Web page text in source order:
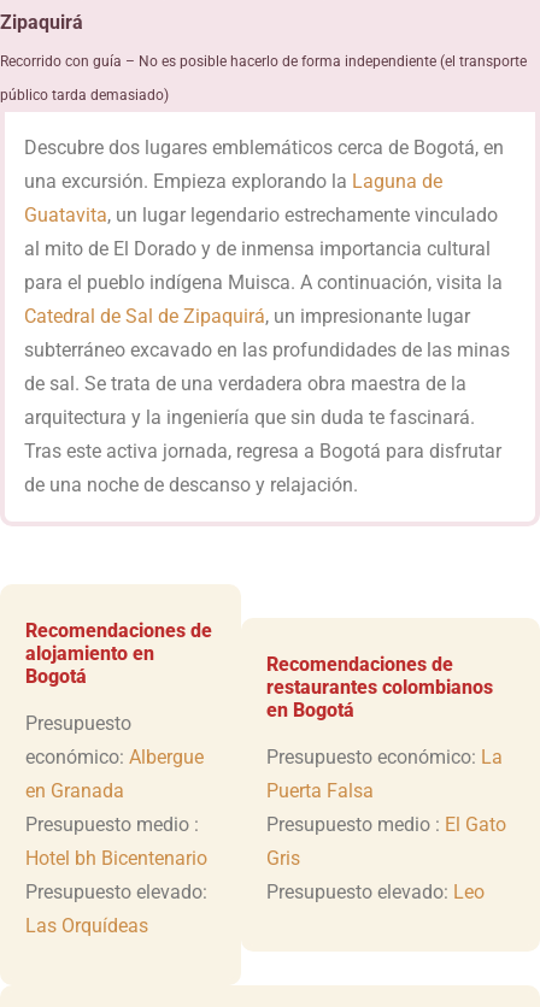
Zipaquirá
Recorrido con guía – No es posible hacerlo de forma independiente (el transporte
público tarda demasiado)
Descubre dos lugares emblemáticos cerca de Bogotá, en
una excursión. Empieza explorando la Laguna de
Guatavita, un lugar legendario estrechamente vinculado
al mito de El Dorado y de inmensa importancia cultural
para el pueblo indígena Muisca. A continuación, visita la
Catedral de Sal de Zipaquirá, un impresionante lugar
subterráneo excavado en las profundidades de las minas
de sal. Se trata de una verdadera obra maestra de la
arquitectura y la ingeniería que sin duda te fascinará.
Tras este activa jornada, regresa a Bogotá para disfrutar
de una noche de descanso y relajación.
Recomendaciones de
alojamiento en
Bogotá
Presupuesto
económico: Albergue
en Granada
Presupuesto medio :
Hotel bh Bicentenario
Presupuesto elevado:
Las Orquídeas
Recomendaciones de
restaurantes colombianos
en Bogotá
Presupuesto económico: La
Puerta Falsa
Presupuesto medio : El Gato
Gris
Presupuesto elevado: Leo